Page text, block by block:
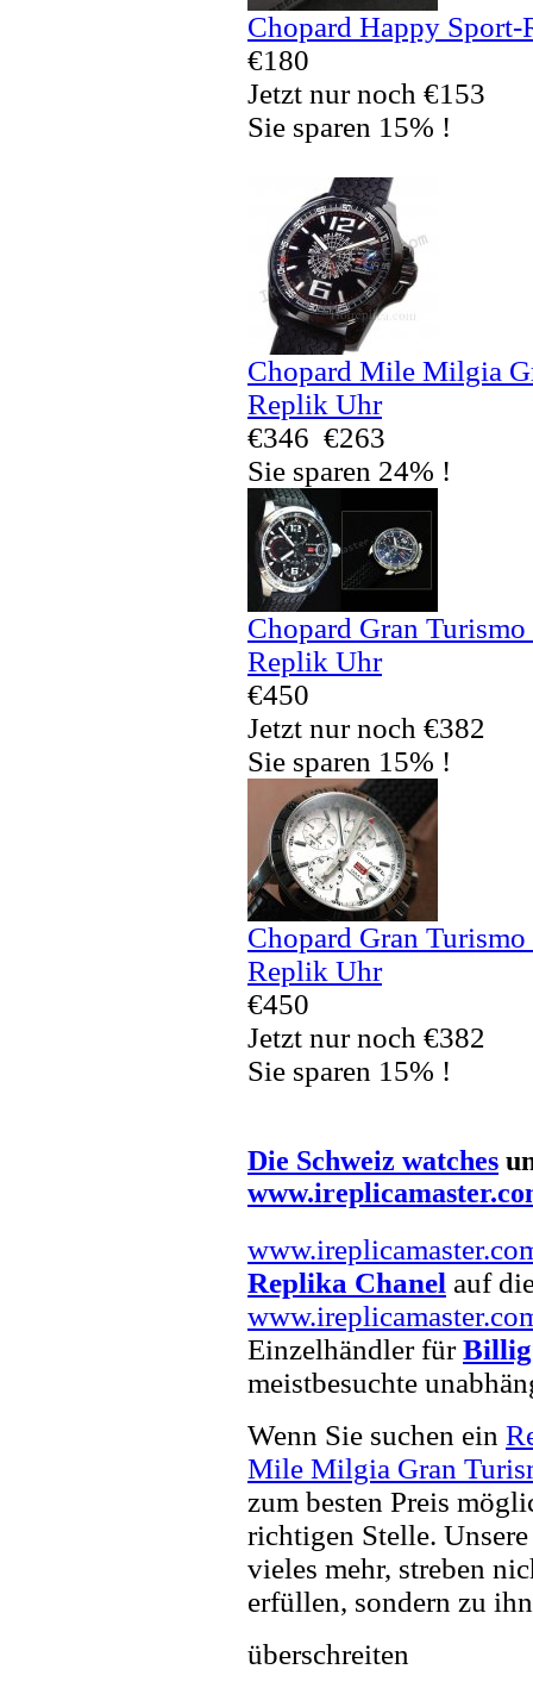
Chopard Happy
€180
Jetzt nur noch €153
Sie sparen 15% !
Chopard Mile Milgia
Replik Uhr
€346 €263
Sie sparen 24% !
Chopard Gran
Replik Uhr
€450
Jetzt nur noch €382
Sie sparen 15% !
Chopard Gran
Replik Uhr
€450
Jetzt nur noch €382
Sie sparen 15% !
Die Schweiz watches
Replika Chanel auf
Einzelhändler für
meistbesuchte
Wenn Sie suchen ein
Mile Milgia Gran
zum besten Preis
richtigen Stelle.
vieles mehr, streben
erfüllen, sondern zu
überschreiten